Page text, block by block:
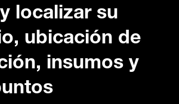
localizar su
ubicación de
insumos y